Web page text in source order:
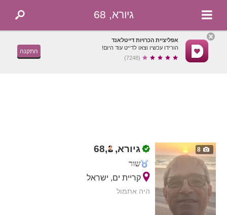
גיורא, 68
אפליציית הכרויות דייטלאנד
הורידו עכשיו וצאו לדייט עוד היום!
(7248)
התקנה
8 גיורא, ,
68
שור
קריית ים, ישראל
היה אתמול